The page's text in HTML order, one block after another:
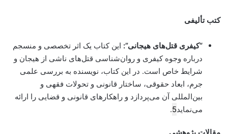
کتب تألیفی
“کیفری قتل‌های هیجانی”: این کتاب یک اثر تخصصی و منسجم
درباره وجوه کیفری و روان‌شناسی قتل‌های ناشی از هیجان و
شرایط خاص است. در این کتاب، نویسنده به بررسی علمی
جرم، ابعاد حقوقی، ساختار قانونی و تحولات فقهی و
بین‌المللی آن می‌پردازد و راهکارهای قانونی و قضایی را ارائه
می‌نماید5
.
مقالات پژوهشی